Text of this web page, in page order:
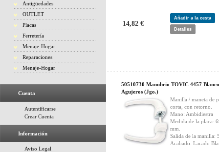
Antigüedades
OUTLET
Placas
Ferretería
Menaje-Hogar
Reparaciones
Menaje-Hogar
Cuenta
Autentificarse
Crear Cuenta
Información
Aviso Legal
14,82 €
Añadir a la cesta
Detalles
50510730 Manubrio TOVIC 4457
Agujeros (Jgo.)
Manilla / maneta de
corta, con retorno.
Mano: Ambidiestra
Medida de la placa:
mm.
Salida de la manilla:
Acabado: Lacado